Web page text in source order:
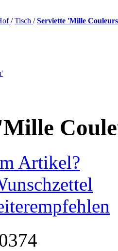
/ Tisch / Serviette 'Mille
Artikel?